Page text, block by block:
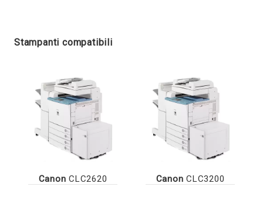
Stampanti compatibili
Canon CLC2620 Canon CLC3200